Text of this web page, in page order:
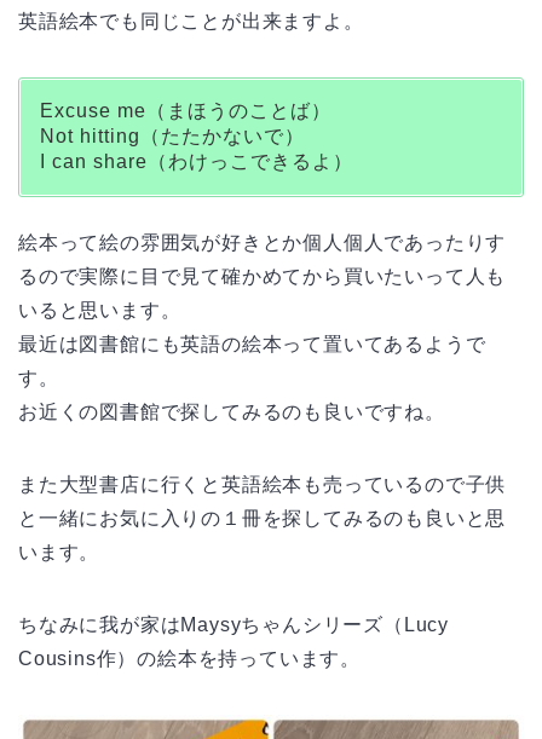
英語絵本でも同じことが出来ますよ。
Excuse me（まほうのことば）
Not hitting（たたかないで）
I can share（わけっこできるよ）
絵本って絵の雰囲気が好きとか個人個人であったりす
るので実際に目で見て確かめてから買いたいって人も
いると思います。
最近は図書館にも英語の絵本って置いてあるようで
す。
お近くの図書館で探してみるのも良いですね。
また大型書店に行くと英語絵本も売っているので子供
と一緒にお気に入りの１冊を探してみるのも良いと思
います。
ちなみに我が家はMaysyちゃんシリーズ（Lucy
Cousins作）の絵本を持っています。